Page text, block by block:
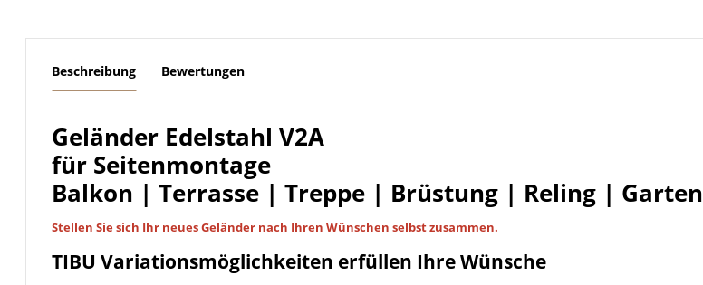
Beschreibung Bewertungen
Geländer Edelstahl V2A
für Seitenmontage
Balkon | Terrasse | Treppe | Brüstung | Reling | Garten
Stellen Sie sich Ihr neues Geländer nach Ihren Wünschen selbstzusammen.
TIBU Variationsmöglichkeiten erfüllen Ihre Wünsche